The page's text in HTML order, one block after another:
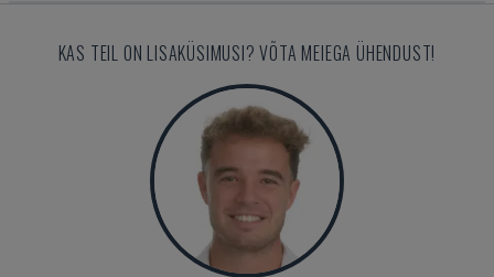
KAS TEIL ON LISAKÜSIMUSI? VÕTA MEIEGA ÜHENDUST!